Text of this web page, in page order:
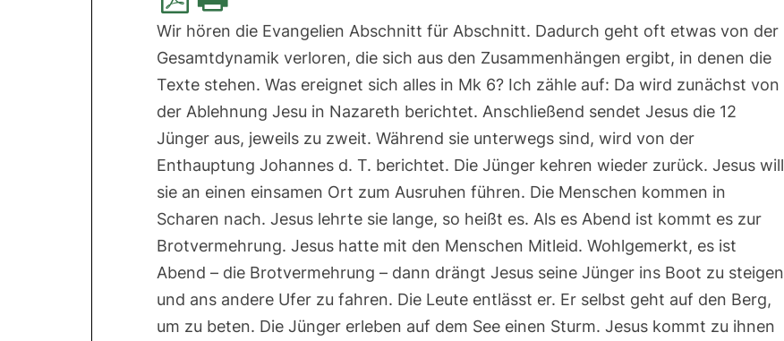
Mk
43
Wir hören die Evangelien Abschnitt für Abschnitt. Dadurch geht oft etwas von der
Gesamtdynamik verloren, die sich aus den Zusammenhängen ergibt, in denen die
Texte stehen. Was ereignet sich alles in Mk 6? Ich zähle auf: Da wird zunächst von
der Ablehnung Jesu in Nazareth berichtet. Anschließend sendet Jesus die 12
Jünger aus, jeweils zu zweit. Während sie unterwegs sind, wird von der
Enthauptung Johannes d. T. berichtet. Die Jünger kehren wieder zurück. Jesus will
sie an einen einsamen Ort zum Ausruhen führen. Die Menschen kommen in
Scharen nach. Jesus lehrte sie lange, so heißt es. Als es Abend ist kommt es zur
Brotvermehrung. Jesus hatte mit den Menschen Mitleid. Wohlgemerkt, es ist
Abend – die Brotvermehrung – dann drängt Jesus seine Jünger ins Boot zu steigen
und ans andere Ufer zu fahren. Die Leute entlässt er. Er selbst geht auf den Berg,
um zu beten. Die Jünger erleben auf dem See einen Sturm. Jesus kommt zu ihnen